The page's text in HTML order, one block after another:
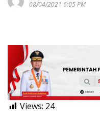
08/04/2021 6:05 PM
Views: 24